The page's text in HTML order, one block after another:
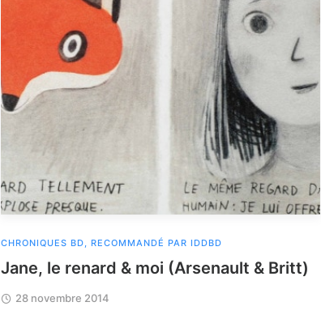
CHRONIQUES BD, RECOMMANDÉ PAR IDDBD
Jane, le renard & moi (Arsenault & Britt)
28 novembre 2014